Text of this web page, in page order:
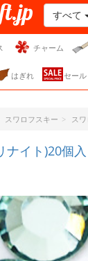
・
すべて
チャーム
はぎれ セール
スワロフスキー ス
ナイト)20個入